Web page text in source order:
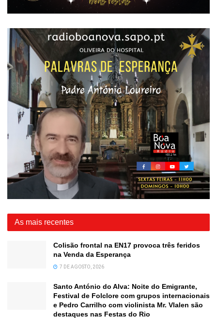
As mais recentes
Colisão frontal na EN17 provoca três feridos
na Venda da Esperança
7 DE AGOSTO, 2026
Santo António do Alva: Noite do Emigrante,
Festival de Folclore com grupos internacionais
e Pedro Carrilho com violinista Mr. Vlalen são
destaques nas Festas do Rio